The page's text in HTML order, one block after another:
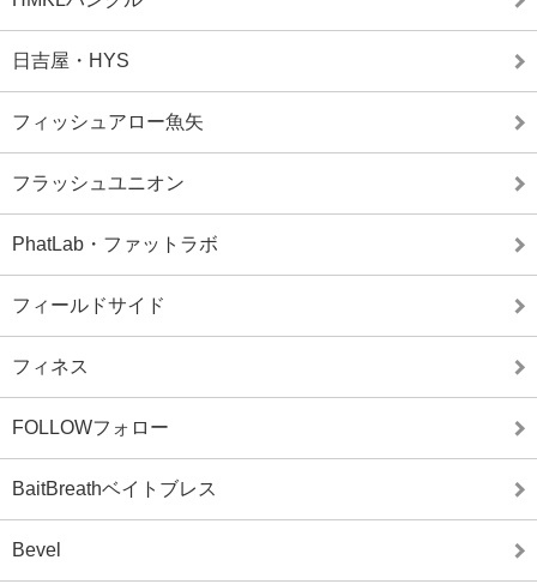
日吉屋・HYS
フィッシュアロー魚矢
フラッシュユニオン
PhatLab・ファットラボ
フィールドサイド
フィネス
FOLLOWフォロー
BaitBreathベイトブレス
Bevel